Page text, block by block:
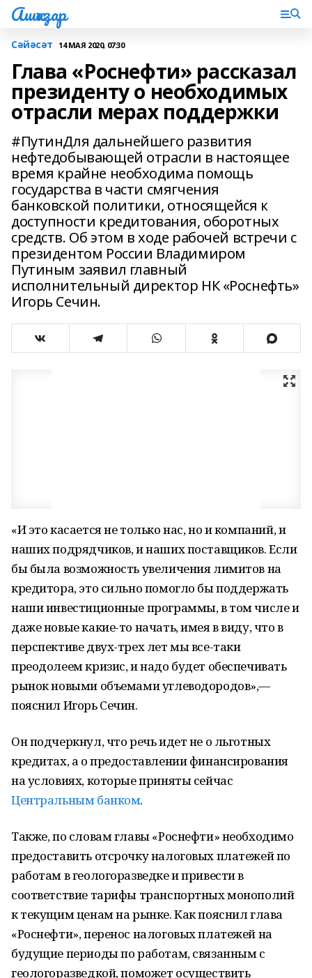
Ашҡаҙар
Сәйәсәт 14 МАЯ 2020, 07:30
Глава «Роснефти» рассказал
президенту о необходимых
отрасли мерах поддержки
#ПутинДля дальнейшего развития
нефтедобывающей отрасли в настоящее
время крайне необходима помощь
государства в части смягчения
банковской политики, относящейся к
доступности кредитования, оборотных
средств. Об этом в ходе рабочей встречи с
президентом России Владимиром
Путиным заявил главный
исполнительный директор НК «Роснефть»
Игорь Сечин.
«И это касается не только нас, но и компаний, и
наших подрядчиков, и наших поставщиков. Если
бы была возможность увеличения лимитов на
кредитора, это сильно помогло бы поддержать
наши инвестиционные программы, в том числе и
даже новые какие-то начать, имея в виду, что в
перспективе двух-трех лет мы все-таки
преодолеем кризис, и надо будет обеспечивать
рынок новыми объемами углеводородов»,—
пояснил Игорь Сечин.
Он подчеркнул, что речь идет не о льготных
кредитах, а о предоставлении финансирования
на условиях, которые приняты сейчас
Центральным банком.
Также, по словам главы «Роснефти» необходимо
предоставить отсрочку налоговых платежей по
работам в геологоразведке и привести в
соответствие тарифы транспортных монополий
к текущим ценам на рынке. Как пояснил глава
«Роснефти», перенос налоговых платежей на
будущие периоды по работам, связанным с
геологоразведкой, поможет осуществить